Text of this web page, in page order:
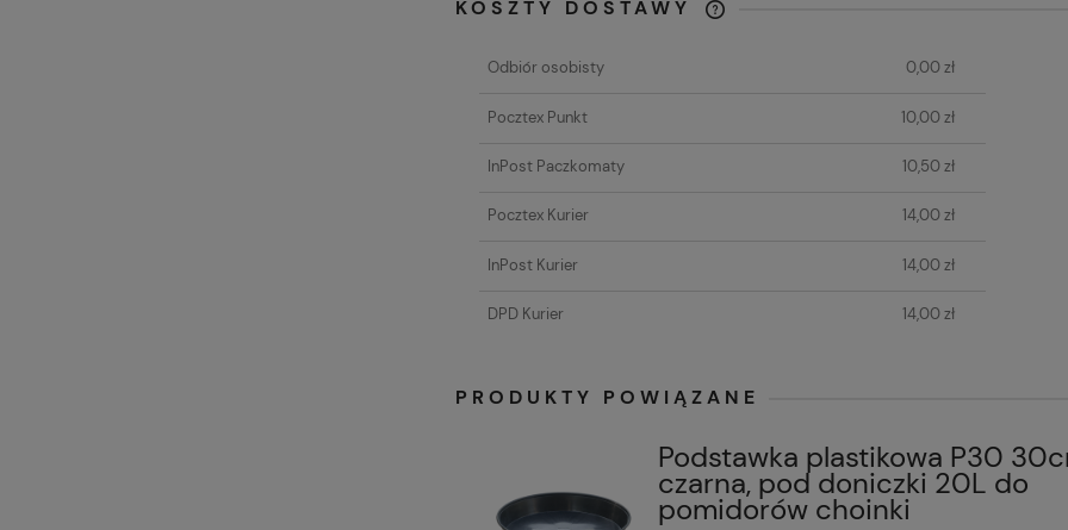
KOSZTY DOSTAWY
KAŻDE ZAMÓWIENIE O
WYSYŁAMY GRATIS!
Odbiór osobisty 0,00 zł
Pocztex Punkt 10,00 zł
InPost Paczkomaty 10,50 zł
Pocztex Kurier 14,00 zł
InPost Kurier 14,00 zł
DPD Kurier 14,00 zł
PRODUKTY POWIĄZANE
Podstawka plastikowa P30
czarna, pod doniczki 20L do
pomidorów choinki